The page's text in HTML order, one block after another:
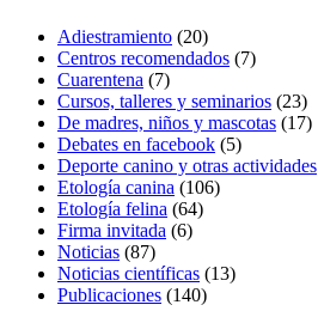
Adiestramiento (20)
Centros recomendados (7)
Cuarentena (7)
Cursos, talleres y seminarios (23)
De madres, niños y mascotas (17)
Debates en facebook (5)
Deporte canino y otras actividades
Etología canina (106)
Etología felina (64)
Firma invitada (6)
Noticias (87)
Noticias científicas (13)
Publicaciones (140)